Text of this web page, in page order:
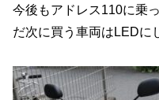
今後もアドレス110に乗
だ次に買う車両はLEDに